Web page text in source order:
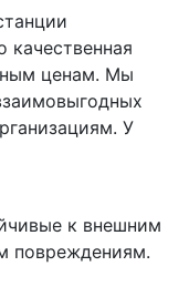
качественная
ценам. Мы
У
к внешним
повреждениям.